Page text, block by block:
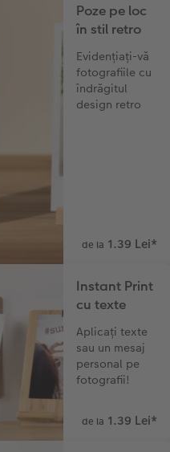
Poze pe loc
în stil retro
Evidențiați-vă
fotografiile cu
îndrăgitul
design retro
de la 1.39 Lei*
Instant Print
cu texte
Aplicați texte
sau un mesaj
personal pe
fotografii!
de la 1.39 Lei*